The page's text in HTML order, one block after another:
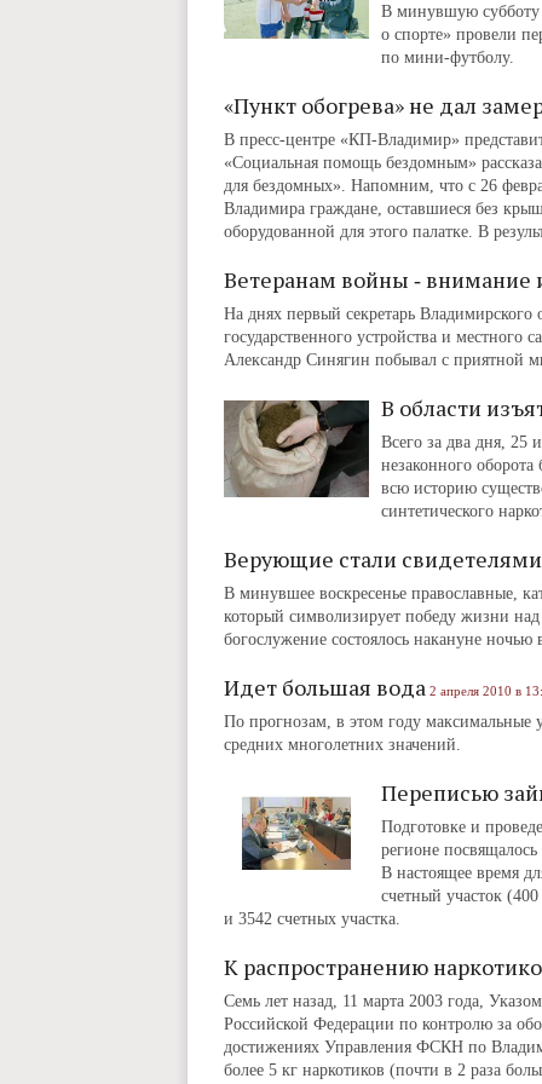
В минувшую субботу
о спорте» провели
по мини-футболу.
«Пункт обогрева» не дал
В пресс-центре «КП-Владимир»
«Социальная помощь бездомным»
для бездомных». Напомним, что с 26
Владимира граждане, оставшиеся без
оборудованной для этого палатке. В
Ветеранам войны ‑
На днях первый секретарь
государственного устройства и местного
Александр Синягин побывал с приятной
В области
Всего за два дня, 25
незаконного
всю историю
синтетического
Верующие стали
В минувшее воскресенье православные,
который символизирует победу жизни
богослужение состоялось накануне
Идет большая вода 2 апреля 2010 в
По прогнозам, в этом году максимальные
средних многолетних значений.
Переписью
Подготовке и
регионе
В настоящее время
счетный участок
и 3542 счетных участка.
К распространению
Семь лет назад, 11 марта 2003 года,
Российской Федерации по контролю за
достижениях Управления ФСКН по
более 5 кг наркотиков (почти в 2 раза